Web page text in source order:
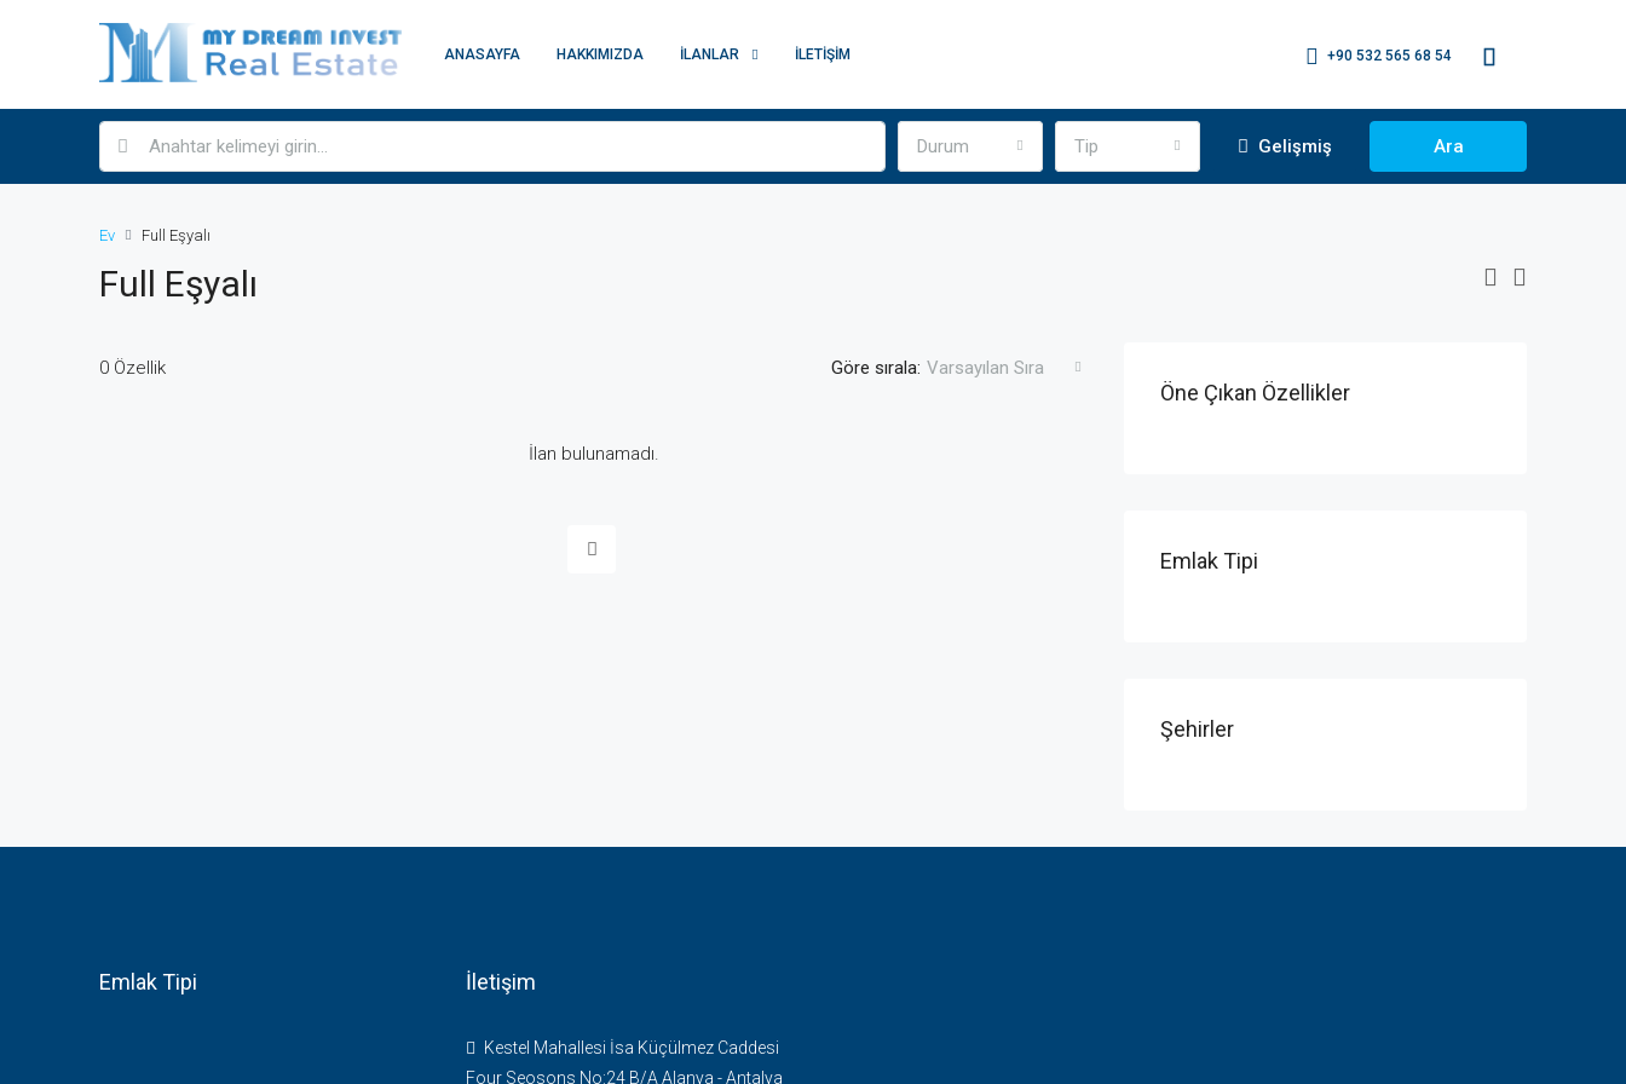
ANASAYFA HAKKIMIZDA İLANLAR İLETIŞIM +90 532 565 68 54
Durum Tip Gelişmiş Ara
Ev Full Eşyalı
Full Eşyalı
0 Özellik Göre sırala: Varsayılan Sıra
İlan bulunamadı.
Öne Çıkan Özellikler
Emlak Tipi
Şehirler
Emlak Tipi İletişim
Kestel Mahallesi İsa Küçülmez Caddesi
Four Seosons No:24 B/A Alanya - Antalya